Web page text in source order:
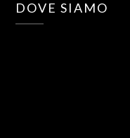
DOVE SIAMO